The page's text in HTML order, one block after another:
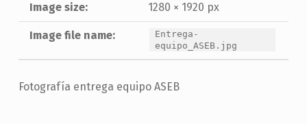
Image size: 1280 × 1920 px
Image file name:
Entrega-
equipo_ASEB.jpg
Fotografía entrega equipo ASEB